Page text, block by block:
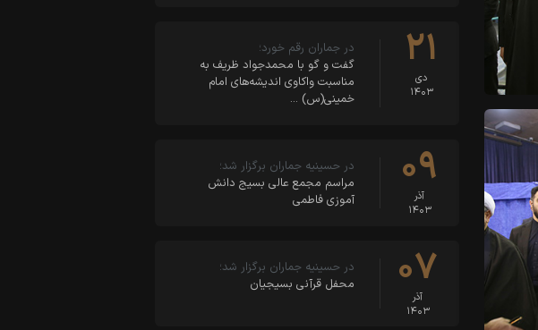
۲۱
دی
۱۴۰۳
در جماران رقم خورد؛
گفت و گو با محمدجواد ظریف به
مناسبت واکاوی اندیشه‌های امام
خمینی(س) …
۰۹
آذر
۱۴۰۳
در حسینیه جماران برگزار شد؛
مراسم مجمع عالی بسیج دانش
آموزی فاطمی
۰۷
آذر
۱۴۰۳
در حسینیه جماران برگزار شد؛
محفل قرآنی بسیجیان